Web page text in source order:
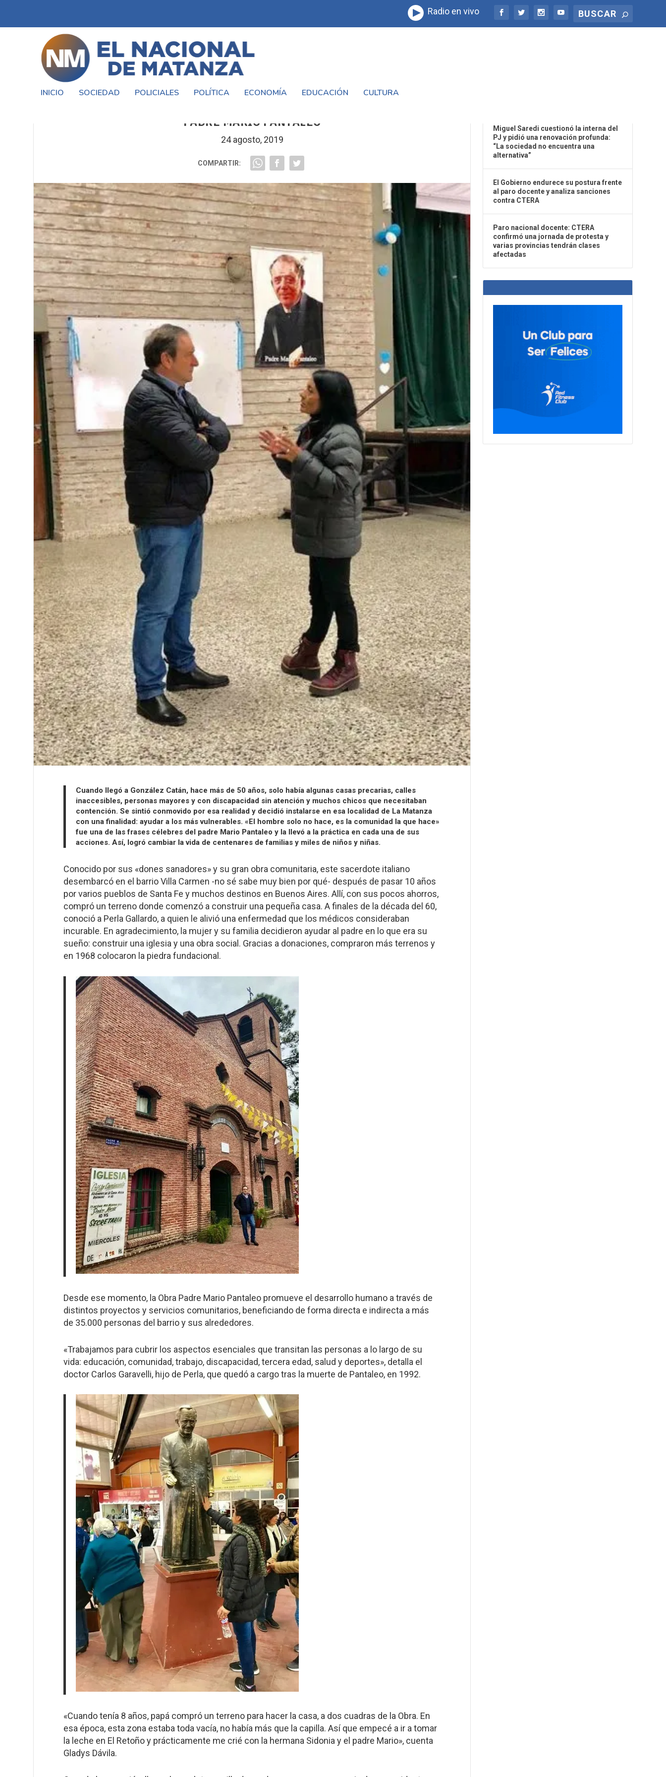
Radio en vivo
INICIO SOCIEDAD POLICIALES POLÍTICA ECONOMÍA EDUCACIÓN CULTURA
PADRE MARIO PANTALEO
24 agosto, 2019
COMPARTIR:
Cuando llegó a González Catán, hace más de 50 años, solo había algunas casas precarias, calles
inaccesibles, personas mayores y con discapacidad sin atención y muchos chicos que necesitaban
contención. Se sintió conmovido por esa realidad y decidió instalarse en esa localidad de La Matanza
con una finalidad: ayudar a los más vulnerables. «El hombre solo no hace, es la comunidad la que hace»
fue una de las frases célebres del padre Mario Pantaleo y la llevó a la práctica en cada una de sus
acciones. Así, logró cambiar la vida de centenares de familias y miles de niños y niñas.
Conocido por sus «dones sanadores» y su gran obra comunitaria, este sacerdote italiano
desembarcó en el barrio Villa Carmen -no sé sabe muy bien por qué- después de pasar 10 años
por varios pueblos de Santa Fe y muchos destinos en Buenos Aires. Allí, con sus pocos ahorros,
compró un terreno donde comenzó a construir una pequeña casa. A finales de la década del 60,
conoció a Perla Gallardo, a quien le alivió una enfermedad que los médicos consideraban
incurable. En agradecimiento, la mujer y su familia decidieron ayudar al padre en lo que era su
sueño: construir una iglesia y una obra social. Gracias a donaciones, compraron más terrenos y
en 1968 colocaron la piedra fundacional.
Desde ese momento, la Obra Padre Mario Pantaleo promueve el desarrollo humano a través de
distintos proyectos y servicios comunitarios, beneficiando de forma directa e indirecta a más
de 35.000 personas del barrio y sus alrededores.
«Trabajamos para cubrir los aspectos esenciales que transitan las personas a lo largo de su
vida: educación, comunidad, trabajo, discapacidad, tercera edad, salud y deportes», detalla el
doctor Carlos Garavelli, hijo de Perla, que quedó a cargo tras la muerte de Pantaleo, en 1992.
«Cuando tenía 8 años, papá compró un terreno para hacer la casa, a dos cuadras de la Obra. En
esa época, esta zona estaba toda vacía, no había más que la capilla. Así que empecé a ir a tomar
la leche en El Retoño y prácticamente me crié con la hermana Sidonia y el padre Mario», cuenta
Gladys Dávila.
Miguel Saredi cuestionó la interna del
PJ y pidió una renovación profunda:
“La sociedad no encuentra una
alternativa”
El Gobierno endurece su postura frente
al paro docente y analiza sanciones
contra CTERA
Paro nacional docente: CTERA
confirmó una jornada de protesta y
varias provincias tendrán clases
afectadas